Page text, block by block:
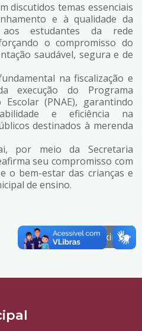
discutidos temas essenciais
e à qualidade da
aos estudantes da rede
o compromisso do
saudável, segura e de
na fiscalização e
execução do Programa
(PNAE), garantindo
e eficiência na
destinados à merenda
por meio da Secretaria
seu compromisso com
o bem-estar das crianças e
de ensino.
Próximo